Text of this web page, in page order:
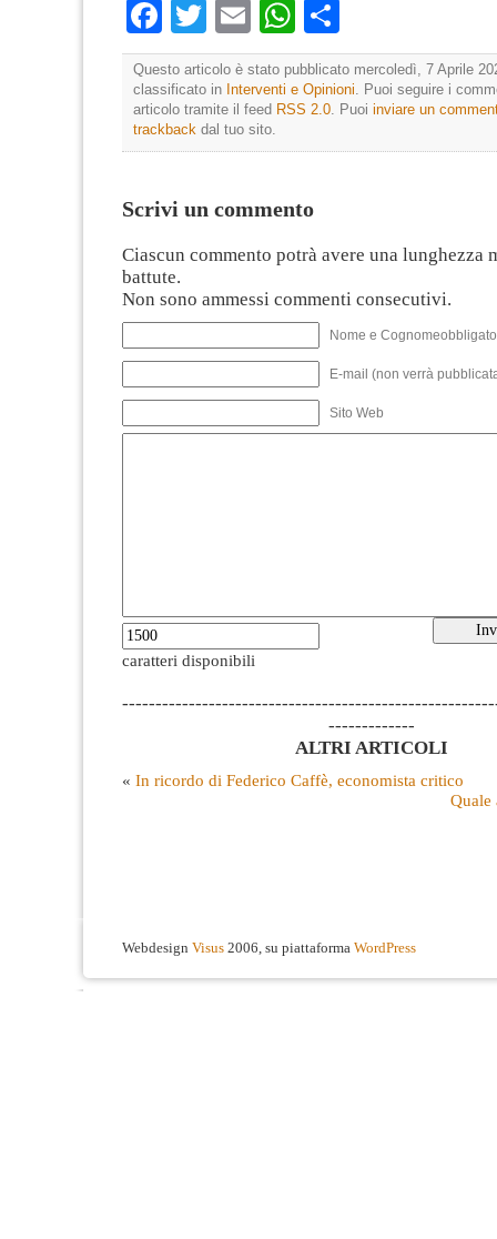
Facebook
Twitter
EmailWhatsApp
Questo articolo è stato pubblicato mercoledì, 7 Aprile
classificato in Interventi e Opinioni . Puoi seguire i
articolo tramite il feed RSS 2.0 . Puoi inviare un
trackback dal tuo sito.
Scrivi un commento
Ciascun commento potrà avere una lunghezza
battute.
Non sono ammessi commenti consecutivi.
Nome e
E-mail (non verrà
Sito Web
caratteri disponibili
-------------
ALTRI ARTICOLI
« In ricordo di Federico Caffè, economista critico
Quale
Webdesign Visus 2006, su piattaforma WordPress